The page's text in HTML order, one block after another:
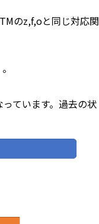
のz,f,oと同じ対応関
ています。過去の状